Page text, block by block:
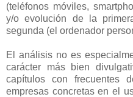
(teléfonos móviles,
y/o evolución de la
segunda (el ordenador
El análisis no es
carácter más bien
capítulos con frecuentes
empresas concretas en el